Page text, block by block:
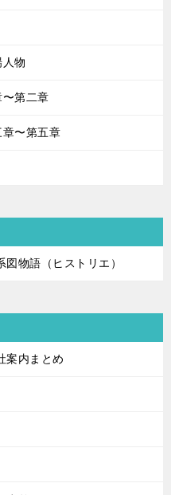
物
第二章
〜第五章
物語（ヒストリエ）
案内まとめ